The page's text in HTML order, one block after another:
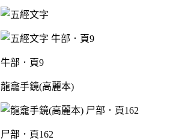
牛部．頁9
龍龕手鏡(高麗本)
尸部．頁162